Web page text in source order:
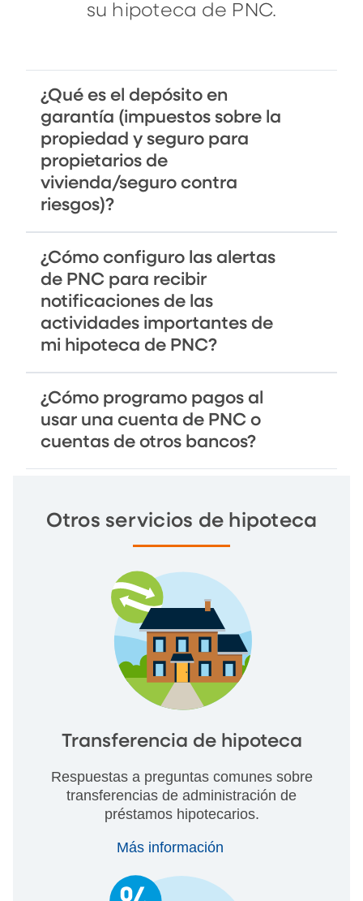
su hipoteca de PNC.
¿Qué es el depósito en
garantía (impuestos sobre la
propiedad y seguro para
propietarios de
vivienda/seguro contra
riesgos)?
¿Cómo configuro las alertas
de PNC para recibir
notificaciones de las
actividades importantes de
mi hipoteca de PNC?
¿Cómo programo pagos al
usar una cuenta de PNC o
cuentas de otros bancos?
Otros servicios de hipoteca
Transferencia de hipoteca
Respuestas a preguntas comunes sobre
transferencias de administración de
préstamos hipotecarios.
Más información